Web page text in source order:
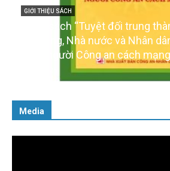
GIỚI THIỆU SÁCH
Cuốn sách “Tuyệt đối trung
với Đảng, Nhà nước và Nhân
cách người Công an cách
Media